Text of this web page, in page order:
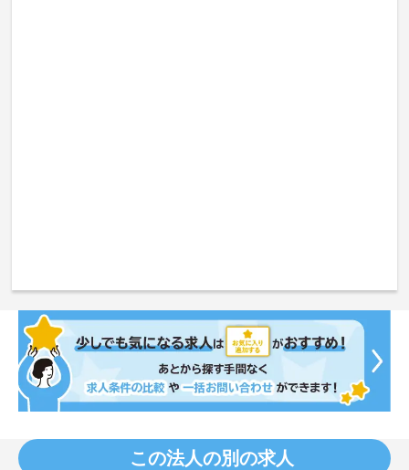
この法人の別の求人